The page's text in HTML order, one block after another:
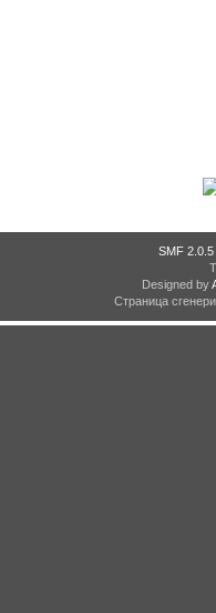
SMF 2.0.5
Designed by
Страница